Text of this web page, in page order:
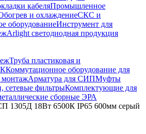
кабеляПромышленное
и охлаждениеСКС и
оборудованиеИнструмент для
Arlight светодиодная продукция
Труба пластиковая и
Коммутационное оборудование для
Арматура для СИПМуфты
сетевые фильтрыКомплектующие для
сборные ЭРА
1305Д 18Вт 6500К IP65 600мм серый